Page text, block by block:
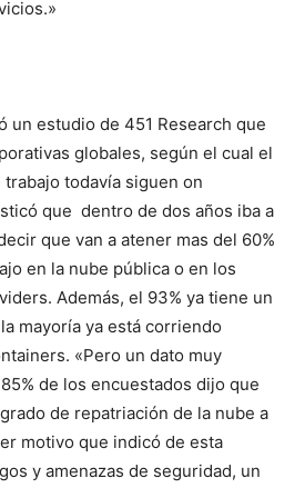
un estudio de 451 Research que
globales, según el cual el
trabajo todavía siguen on
que dentro de dos años iba a
que van a atener mas del 60%
en la nube pública o en los
Además, el 93% ya tiene un
mayoría ya está corriendo
«Pero un dato muy
de los encuestados dijo que
de repatriación de la nube a
motivo que indicó de esta
y amenazas de seguridad, un